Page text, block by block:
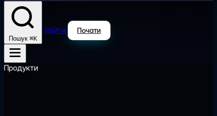
Пошук ⌘K
Увійти Почати
Продукти